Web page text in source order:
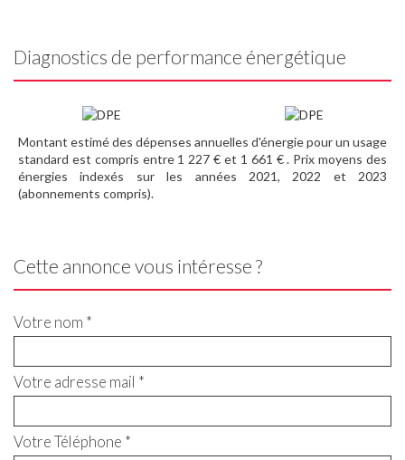
Diagnostics de performance énergétique
Montant estimé des dépenses annuelles d'énergie pour un usage
standard est compris entre 1 227 € et 1 661 € . Prix moyens des
énergies indexés sur les années 2021, 2022 et 2023
(abonnements compris).
Cette annonce vous intéresse ?
Votre nom *
Votre adresse mail *
Votre Téléphone *